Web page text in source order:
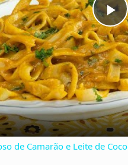
P
l
a
y
de Camarão e Leite de Coco